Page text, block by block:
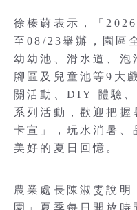
徐榛蔚表示，「
至08/23舉辦，園區
幼幼池、滑水道、泡
腳區及兒童池等9大
關活動、DIY 體驗
系列活動，歡迎把握
卡宣」，玩水消暑、
美好的夏日回憶。
農業處長陳淑雯說明
園」夏季每日開放